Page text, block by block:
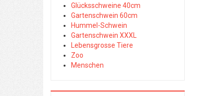
Glücksschweine 40cm
Gartenschwein 60cm
Hummel-Schwein
Gartenschwein XXXL
Lebensgrosse Tiere
Zoo
Menschen